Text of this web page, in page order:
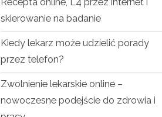
Recepta online, L4 przez internet i
skierowanie na badanie
Kiedy lekarz może udzielić porady
przez telefon?
Zwolnienie lekarskie online –
nowoczesne podejście do zdrowia i